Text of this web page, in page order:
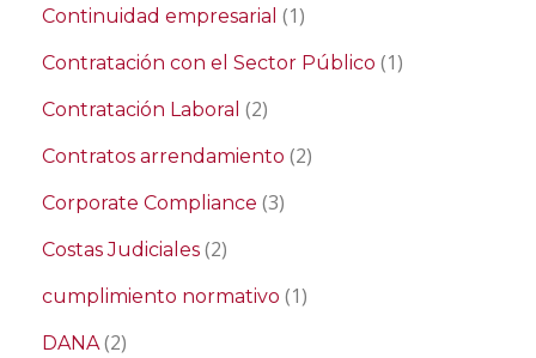
Continuidad empresarial (1)
Contratación con el Sector Público (1)
Contratación Laboral (2)
Contratos arrendamiento (2)
Corporate Compliance (3)
Costas Judiciales (2)
cumplimiento normativo (1)
DANA(2)